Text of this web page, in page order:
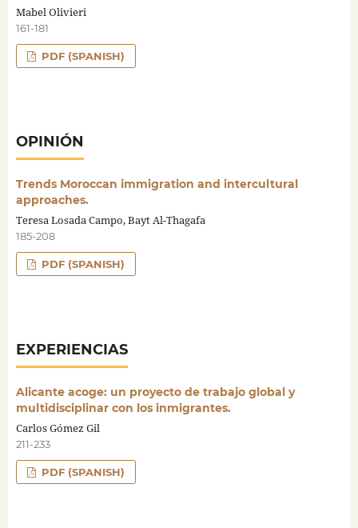
Mabel Olivieri
161-181
PDF (SPANISH)
OPINIÓN
Trends Moroccan immigration and intercultural
approaches.
Teresa Losada Campo, Bayt Al-Thagafa
185-208
PDF (SPANISH)
EXPERIENCIAS
Alicante acoge: un proyecto de trabajo global y
multidisciplinar con los inmigrantes.
Carlos Gómez Gil
211-233
PDF (SPANISH)